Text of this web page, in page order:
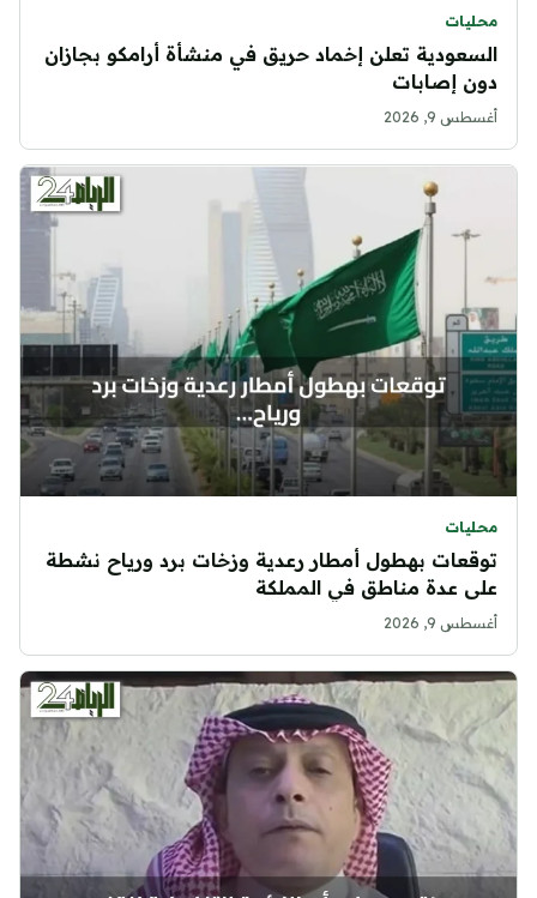
محليات
السعودية تعلن إخماد حريق في منشأة أرامكو بجازان
دون إصابات
أغسطس 9, 2026
محليات
توقعات بهطول أمطار رعدية وزخات برد ورياح نشطة
على عدة مناطق في المملكة
أغسطس 9, 2026